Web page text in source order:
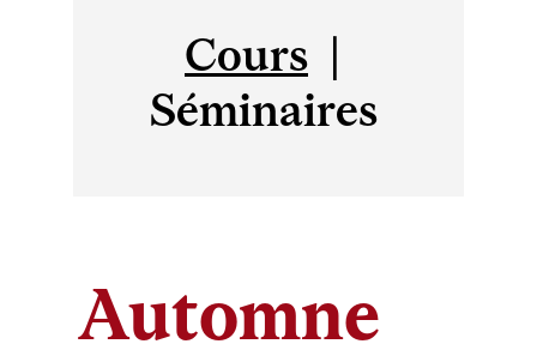
Cours |
Séminaires
Automne